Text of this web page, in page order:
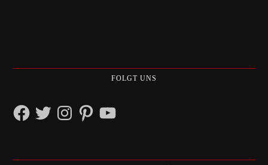
FOLGT UNS
FacebookTwitterInstagramPinterestYouTube